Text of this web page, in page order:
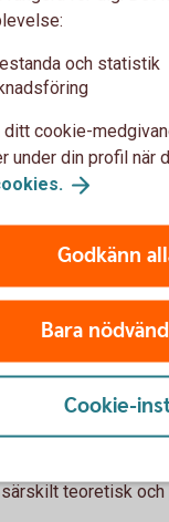
har haft betydande
i personlig konkurs.
del i civilrättsliga,
eller
ledamotens
Sparbank hänsyn
och de praktiska
tar också hänsyn
som kommer till
av en ledamots
inriktning och
relevanta områden
teoretisk
och statistik
ditt cookie-
under din profil när
Godkänn
Bara
Cookie-